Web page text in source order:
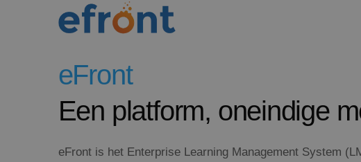
eFront
Een platform, oneindige
eFront is het Enterprise Learning Management System